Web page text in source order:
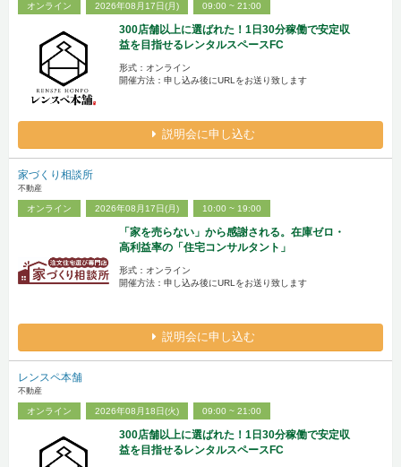
オンライン 2026年08月17日(月) 09:00 ~ 21:00
300店舗以上に選ばれた！1日30分稼働で安定収
益を目指せるレンタルスペースFC
形式：オンライン
開催方法：申し込み後にURLをお送り致します
説明会に申し込む
家づくり相談所
不動産
オンライン 2026年08月17日(月) 10:00 ~ 19:00
「家を売らない」から感謝される。在庫ゼロ・
高利益率の「住宅コンサルタント」
形式：オンライン
開催方法：申し込み後にURLをお送り致します
説明会に申し込む
レンスペ本舗
不動産
オンライン 2026年08月18日(火) 09:00 ~ 21:00
300店舗以上に選ばれた！1日30分稼働で安定収
益を目指せるレンタルスペースFC